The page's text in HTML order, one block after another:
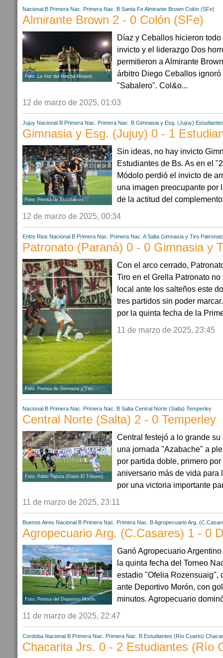
Nacional B Primera Nac. Primera Nac. B Santa FeAlmirante Brown Colón (SFe)
Almirante Brown 2 - 0 Colón (SFe)
Foto: La Voz del Hincha Mirasol.
Díaz y Ceballos hicieron
invicto y el liderazgo Dos
permitieron a Almirante
árbitro Diego Ceballos
"Sabalero". Col&o...
12 de marzo de 2025, 01:03
Jujuy Nacional B Primera Nac. Primera Nac. B Gimnasia y Esg. (Jujuy)
Gimnasia y Esg. (Jujuy) 0 - 1
Foto: Prensa de Estudiantes.
Sin ideas, no hay invicto
Estudiantes de Bs. As en el
Módolo perdió el invicto de
una imagen preocupante por
de la actitud del
12 de marzo de 2025, 00:34
Entre Rios Nacional B Primera Nac. Primera Nac. A Salta Gimnasia y Tiro
Patronato (Paraná) 0 - 0 Gimnasia y
Foto: Prensa de Gimnasia y Tiro.
Con el arco cerrado,
Tiro en el Grella Patronato
local ante los salteños este
tres partidos sin poder
por la quinta fecha de la
11 de marzo de 2025, 23:45
Nacional B Primera Nac. Primera Nac. B Salta Central Norte (Salta) Temperley
Central Norte (Salta) 2 - 0 Temperley
Foto: Pablo Yapura (Diario El Tribuno).
Central festejó a lo grande
una jornada "Azabache" a
por partida doble, primero
aniversario más de vida para
por una victoria importante
11 de marzo de 2025, 23:11
Buenos Aires Nacional B Primera Nac. Primera Nac. BAgropecuario Arg.
Agropecuario Arg. (C.Casares) 1 - 0
Foto: Prensa del Deportivo Morón.
Ganó Agropecuario
la quinta fecha del Torneo
estadio "Ofelia Rozensuaig",
ante Deportivo Morón, con
minutos. Agropecuario
11 de marzo de 2025, 22:47
Cordoba Nacional B Primera Nac. Primera Nac. B Estudiantes (Río Cuarto)
Chacarita Jrs. 0 - 2 Estudiantes (Río